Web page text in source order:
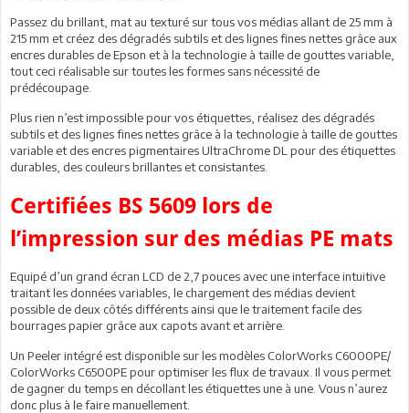
Passez du brillant, mat au texturé sur tous vos médias allant de 25 mm à
215 mm et créez des dégradés subtils et des lignes fines nettes grâce aux
encres durables de Epson et à la technologie à taille de gouttes variable,
tout ceci réalisable sur toutes les formes sans nécessité de
prédécoupage.
Plus rien n’est impossible pour vos étiquettes, réalisez des dégradés
subtils et des lignes fines nettes grâce à la technologie à taille de gouttes
variable et des encres pigmentaires UltraChrome DL pour des étiquettes
durables, des couleurs brillantes et consistantes.
Certifiées BS 5609 lors de
l’impression sur des médias PE mats
Equipé d’un grand écran LCD de 2,7 pouces avec une interface intuitive
traitant les données variables, le chargement des médias devient
possible de deux côtés différents ainsi que le traitement facile des
bourrages papier grâce aux capots avant et arrière.
Un Peeler intégré est disponible sur les modèles ColorWorks C6000PE/
ColorWorks C6500PE pour optimiser les flux de travaux. Il vous permet
de gagner du temps en décollant les étiquettes une à une. Vous n’aurez
donc plus à le faire manuellement.